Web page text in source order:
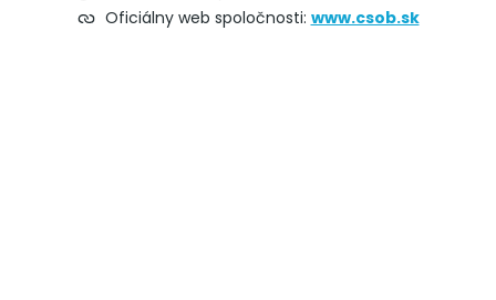
Oficiálny web spoločnosti: www.csob.sk